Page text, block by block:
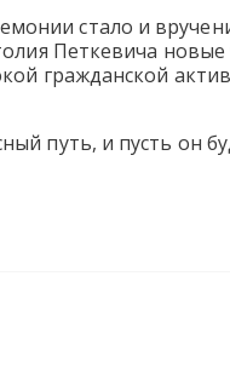
стало и
Петкевича
гражданской
путь, и пусть он